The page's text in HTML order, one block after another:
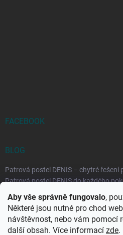
Aby vše správně fungovalo,
Některé jsou nutné pro chod
návštěvnost, nebo vám pomocí
další obsah. Více informací zde.
FACEBOOK
BLOG
Patrová postel DENIS – chytré řešení
Patrová postel DENIS do každého
Rozkládací postele RELAX – ideální
každodenní spaní
Rozkládací postel, která se